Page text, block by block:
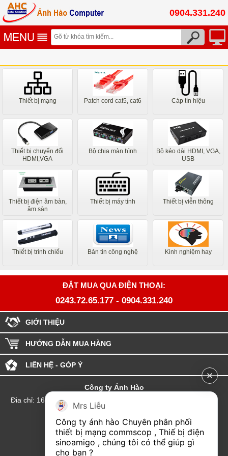
0904.331.240
Thiết bị mạng Patch cord cat5, cat6 Cáp tín hiệu
Thiết bị chuyển đổi
HDMI,VGA
Bộ chia màn hình
Bộ kéo dài HDMI, VGA,
USB
Thiết bị điện âm bàn,
âm sàn
Thiết bị máy tính Thiết bị viễn thông
Thiết bị trình chiếu Bản tin công nghệ Kinh nghiệm hay
ĐẶT MUA QUA ĐIỆN THOẠI:
0243.72.65.177 - 0904.331.240
GIỚI THIỆU
HƯỚNG DẪN MUA HÀNG
LIÊN HỆ - GÓP Ý
Công ty Ánh Hào
Đia chỉ: 164 Phố Chùa Láng - Phường Láng - Thành phố Hà Nội
Email: Kinhdoanhanhhao@gmail.com
Đại lý Hải Phòng
Mrs Liễu
Công ty ánh hào Chuyên phân phối
thiết bị mạng commscop , Thiế bị điện
sinoamigo , chúng tôi có thể giúp gì
cho bạn ?